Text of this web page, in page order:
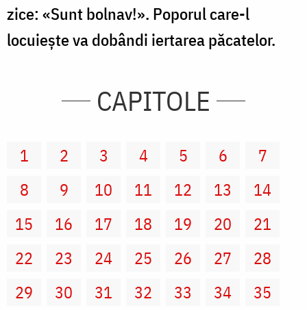
zice: «Sunt bolnav!». Poporul care-l
locuieşte va dobândi iertarea păcatelor.
CAPITOLE
1 2 3 4 5 6
7
8
9 10 11 12 13
14
15
16 17 18 19 20
21
22
23 24 25 26 27
28
29
30 31 32 33 34
35